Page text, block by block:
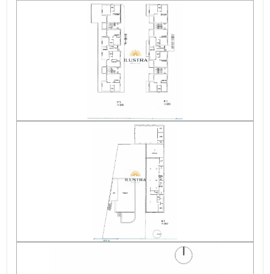
Piani totali : 3
Riscaldamento : Centralizzato
Posto auto : Scoperto
Assenza barriere architettoniche : Si
Infissi : alluminio/doppio vetro
Appartamenti Totali : 10
Anno di costruzione : 2003
Stato attuale : Libero al rogito
Esposizione : nord - sud - est - ovest
Terrazzo : Presente, 100 mq
Giardino : Comune, 300 mq
Scuole Elementari
Scuole Medie
Scuole Superiori
Uffici postali
Uffici comunali